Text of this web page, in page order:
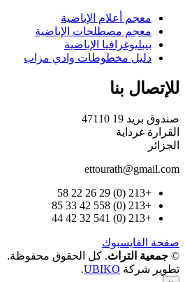
معجم أعلام الإباضية
معجم مصطلحات الإباضية
بيبليوغرافيا الإباضية
دليل مخطوطات وادي مزاب
للإتصال بنا
صندوق بريد 19 47110
القرارة غرداية
الجزائر
ettourath@gmail.com
+213 (0) 29 26 22 58
+213 (0) 558 42 33 85
+213 (0) 541 32 42 44
صفحة الفايسبوك
© جمعية التراث. كل الحقوق محفوظة.
تطوير شركة UBIKO
.